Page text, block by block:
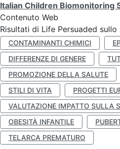
Italian Children Biomonitoring
Contenuto Web
Risultati di Life Persuaded
CONTAMINANTI CHIMICI
DIFFERENZE DI GENERE
PROMOZIONE DELLA SALUTE
STILI DI VITA
PROGETTI
VALUTAZIONE IMPATTO SULLA
OBESITÀ INFANTILE
TELARCA PREMATURO